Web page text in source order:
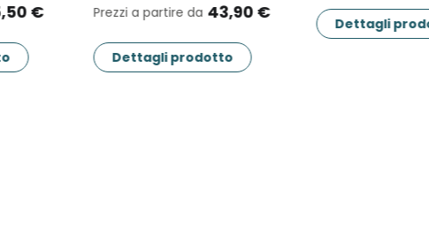
Dettagli prodotto
nobilitata
Prezzi a partire da 73,50 €